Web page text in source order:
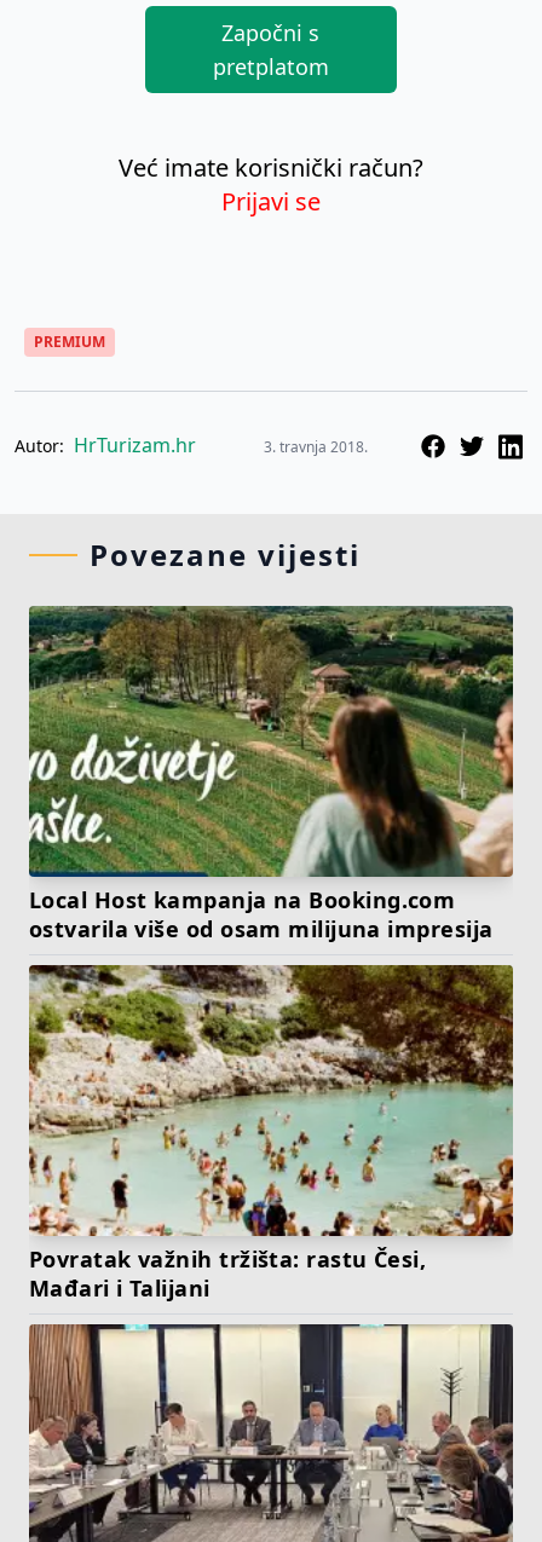
Započni s
pretplatom
Već imate korisnički račun?
Prijavi se
PREMIUM
Autor: HrTurizam.hr 3. travnja 2018.
Povezane vijesti
Local Host kampanja na Booking.com
ostvarila više od osam milijuna impresija
Povratak važnih tržišta: rastu Česi,
Mađari i Talijani